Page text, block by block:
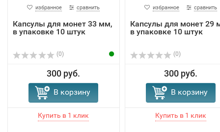
избранное сравнить
Капсулы для монет 33 мм,
в упаковке 10 штук
(0)
300 руб.
В корзину
избранное сравнить
Капсулы для монет 29
в упаковке 10 штук
(0)
300 руб.
В корзину